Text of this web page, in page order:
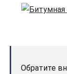
Обратите